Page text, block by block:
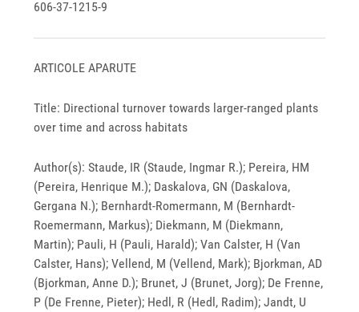
606-37-1215-9
ARTICOLE APARUTE
Title: Directional turnover towards larger-ranged plants
over time and across habitats
Author(s): Staude, IR (Staude, Ingmar R.); Pereira, HM
(Pereira, Henrique M.); Daskalova, GN (Daskalova,
Gergana N.); Bernhardt-Romermann, M (Bernhardt-
Roemermann, Markus); Diekmann, M (Diekmann,
Martin); Pauli, H (Pauli, Harald); Van Calster, H (Van
Calster, Hans); Vellend, M (Vellend, Mark); Bjorkman, AD
(Bjorkman, Anne D.); Brunet, J (Brunet, Jorg); De Frenne,
P (De Frenne, Pieter); Hedl, R (Hedl, Radim); Jandt, U